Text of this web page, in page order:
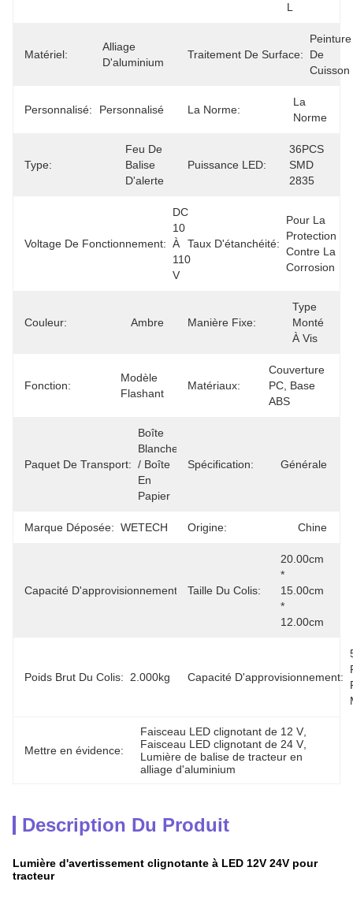
L
Matériel:
Alliage
D'aluminium
Traitement De Surface:
Peinture
De
Cuisson
Personnalisé: Personnalisé La Norme:
La
Norme
Type:
Feu De
Balise
D'alerte
Puissance LED:
36PCS
SMD
2835
Voltage De Fonctionnement:
DC
10
À
110
V
Taux D'étanchéité:
Pour La
Protection
Contre La
Corrosion
Couleur: Ambre Manière Fixe:
Type
Monté
À Vis
Fonction:
Modèle
Flashant
Matériaux:
Couverture
PC, Base
ABS
Paquet De Transport:
Boîte
Blanche
/ Boîte
En
Papier
Spécification: Générale
Marque Déposée: WETECH Origine: Chine
Capacité D'approvisionnement: 50000
Taille Du Colis:
20.00cm
*
15.00cm
*
12.00cm
Poids Brut Du Colis: 2.000kg Capacité D'approvisionnement:
Mettre en évidence:
Faisceau LED clignotant de 12 V
Faisceau LED clignotant de 24 V
Lumière de balise de tracteur en
alliage d'aluminium
Description Du Produit
Lumière d'avertissement clignotante à LED 12V 24V pour
tracteur